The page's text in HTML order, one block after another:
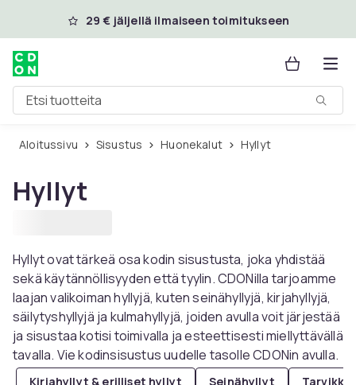
Ohita ja siirry pääsisältöön
29 € jäljellä ilmaiseen toimitukseen
Etsi tuotteita
Aloitussivu Sisustus Huonekalut Hyllyt
Hyllyt
Hyllyt ovat tärkeä osa kodin sisustusta, joka yhdistää
sekä käytännöllisyyden että tyylin. CDONilla tarjoamme
laajan valikoiman hyllyjä, kuten seinähyllyjä, kirjahyllyjä,
säilytyshyllyjä ja kulmahyllyjä, joiden avulla voit järjestää
ja sisustaa kotisi toimivalla ja esteettisesti miellyttävällä
tavalla. Vie kodinsisustus uudelle tasolle CDONin avulla.
Kirjahyllyt & erilliset hyllyt Seinähyllyt